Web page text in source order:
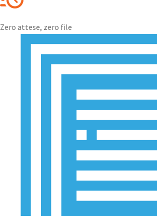
Zero attese, zero file